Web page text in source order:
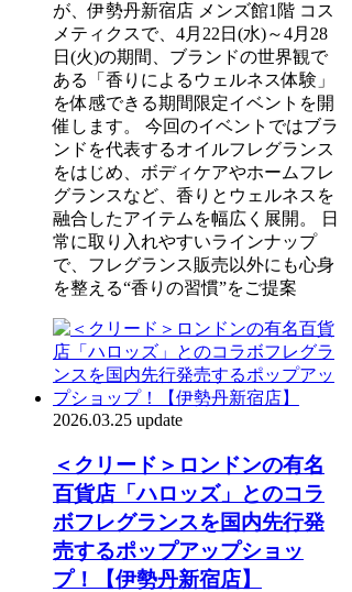
が、伊勢丹新宿店 メンズ館1階 コス
メティクスで、4月22日(水)～4月28
日(火)の期間、ブランドの世界観で
ある「香りによるウェルネス体験」
を体感できる期間限定イベントを開
催します。 今回のイベントではブラ
ンドを代表するオイルフレグランス
をはじめ、ボディケアやホームフレ
グランスなど、香りとウェルネスを
融合したアイテムを幅広く展開。 日
常に取り入れやすいラインナップ
で、フレグランス販売以外にも心身
を整える“香りの習慣”をご提案
2026.03.25 update
＜クリード＞ロンドンの有名
百貨店「ハロッズ」とのコラ
ボフレグランスを国内先行発
売するポップアップショッ
プ！【伊勢丹新宿店】